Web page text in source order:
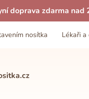
doprava zdarma
nosítka Lékaři a